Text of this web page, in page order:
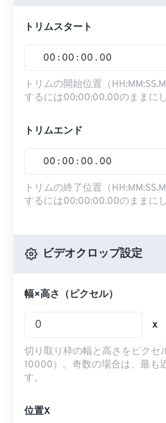
トリムスタート
00 : 00 : 00 . 00
トリムの開始位置（
するには00:00:00.00のままにし
トリムエンド
00 : 00 : 00 . 00
トリムの終了位置（
するには00:00:00.00のままにし
ビデオクロップ設定
幅×高さ（ピクセル）
x
切り取り枠の幅と高さをピクセ
10000）。奇数の場合は、最も
す。
位置X